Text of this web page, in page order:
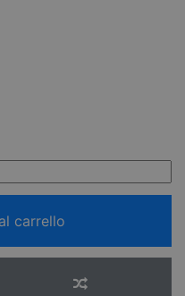
carrello